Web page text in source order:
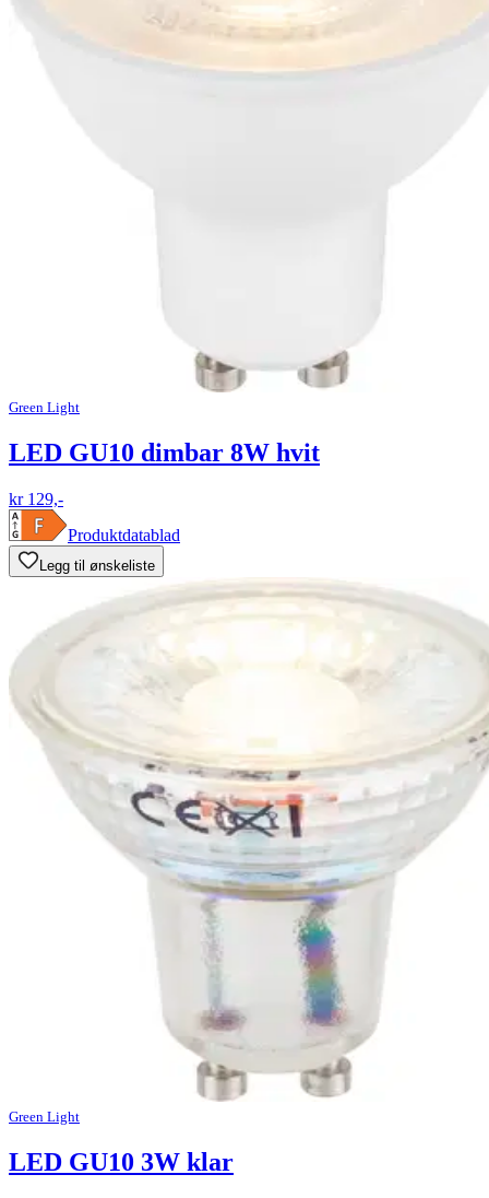
Green Light
LED GU10 dimbar 8W hvit
kr 129,-
Produktdatablad
Legg til ønskeliste
Green Light
LED GU10 3W klar